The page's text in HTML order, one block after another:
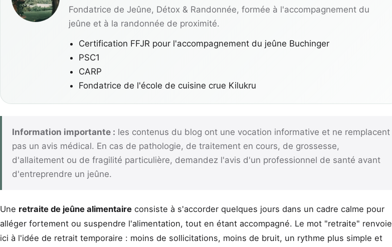
Fondatrice de Jeûne, Détox & Randonnée, formée à l'accompagnement du
jeûne et à la randonnée de proximité.
Certification FFJR pour l'accompagnement du jeûne Buchinger
PSC1
CARP
Fondatrice de l'école de cuisine crue Kilukru
Information importante : les contenus du blog ont une vocation informative et ne remplacent
pas un avis médical. En cas de pathologie, de traitement en cours, de grossesse,
d'allaitement ou de fragilité particulière, demandez l'avis d'un professionnel de santé avant
d'entreprendre un jeûne.
Une retraite de jeûne alimentaire consiste à s'accorder quelques jours dans un cadre calme pour
alléger fortement ou suspendre l'alimentation, tout en étant accompagné. Le mot "retraite" renvoie
ici à l'idée de retrait temporaire : moins de sollicitations, moins de bruit, un rythme plus simple et